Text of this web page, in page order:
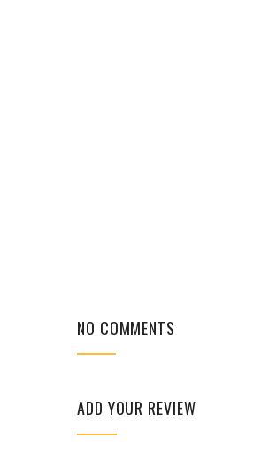
NO COMMENTS
ADD YOUR REVIEW